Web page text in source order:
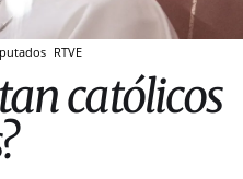
RTVE
católicos